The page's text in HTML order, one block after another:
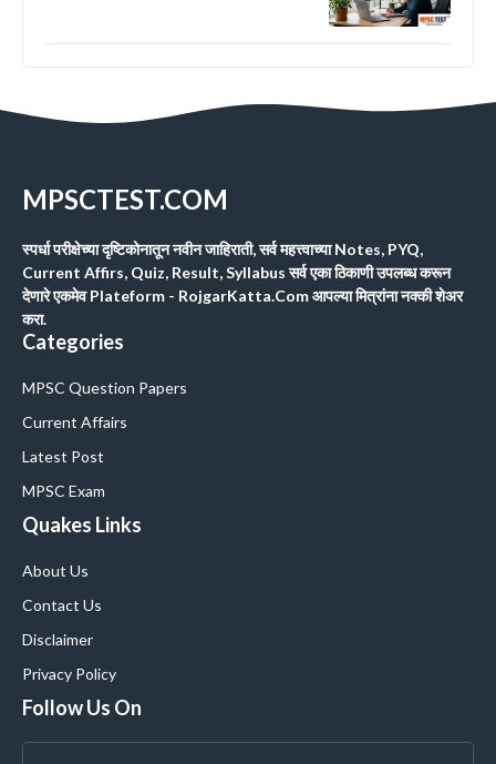
MPSCTEST.COM
स्पर्धा परीक्षेच्या दृष्टिकोनातून नवीन जाहिराती, सर्व महत्त्वाच्या Notes, PYQ,
Current Affirs, Quiz, Result, Syllabus सर्व एका ठिकाणी उपलब्ध करून
देणारे एकमेव Plateform - RojgarKatta.Com आपल्या मित्रांना नक्की शेअर
करा.
Categories
MPSC Question Papers
Current Affairs
Latest Post
MPSC Exam
Quakes Links
About Us
Contact Us
Disclaimer
Privacy Policy
Follow Us On